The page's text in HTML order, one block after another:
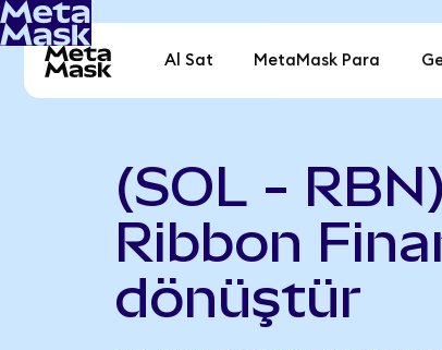
Al Sat MetaMask Para
(SOL -
Ribbon
dönüştür